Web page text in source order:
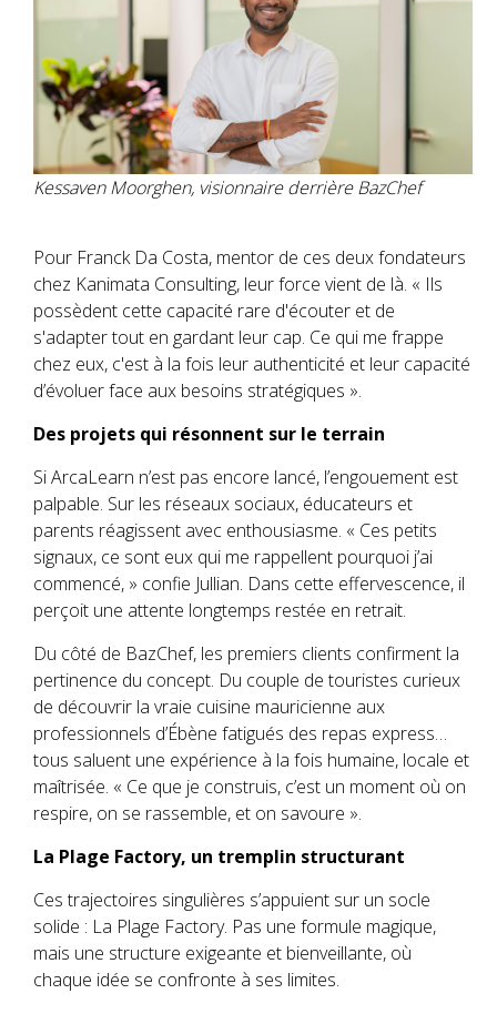
Kessaven Moorghen, visionnaire derrière BazChef
Pour Franck Da Costa, mentor de ces deux fondateurs
chez Kanimata Consulting, leur force vient de là. « Ils
possèdent cette capacité rare d'écouter et de
s'adapter tout en gardant leur cap. Ce qui me frappe
chez eux, c'est à la fois leur authenticité et leur capacité
d’évoluer face aux besoins stratégiques ».
Des projets qui résonnent sur le terrain
Si ArcaLearn n’est pas encore lancé, l’engouement est
palpable. Sur les réseaux sociaux, éducateurs et
parents réagissent avec enthousiasme. « Ces petits
signaux, ce sont eux qui me rappellent pourquoi j’ai
commencé, » confie Jullian. Dans cette effervescence, il
perçoit une attente longtemps restée en retrait.
Du côté de BazChef, les premiers clients confirment la
pertinence du concept. Du couple de touristes curieux
de découvrir la vraie cuisine mauricienne aux
professionnels d’Ébène fatigués des repas express…
tous saluent une expérience à la fois humaine, locale et
maîtrisée. « Ce que je construis, c’est un moment où on
respire, on se rassemble, et on savoure ».
La Plage Factory, un tremplin structurant
Ces trajectoires singulières s’appuient sur un socle
solide : La Plage Factory. Pas une formule magique,
mais une structure exigeante et bienveillante, où
chaque idée se confronte à ses limites.